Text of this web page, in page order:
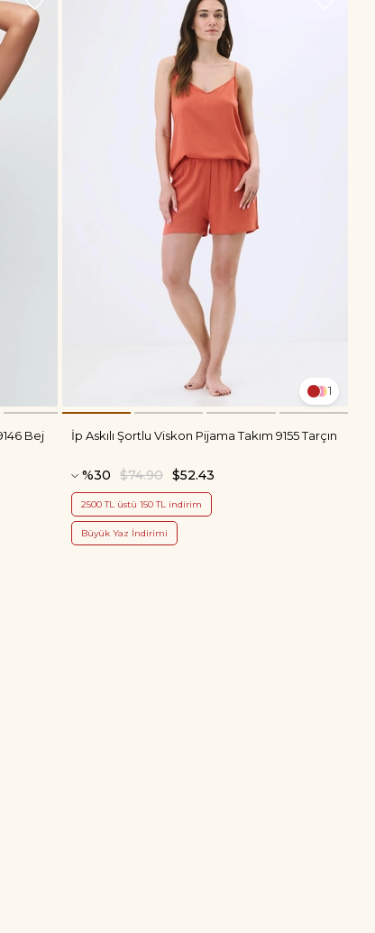
Bej
1
İp Askılı Şortlu Viskon Pijama Takım 9155 Tarçın
%30 $52.43
$74.90
2500 TL üstü 150 TL indirim
Büyük Yaz İndirimi